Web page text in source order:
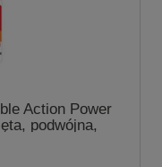
Action Power
podwójna,